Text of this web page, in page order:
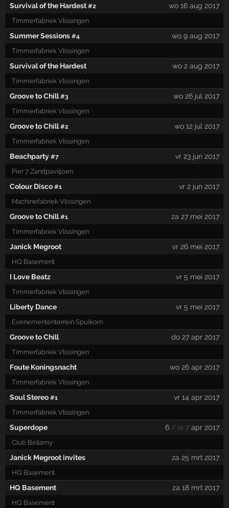
Survival of the Hardest#2 wo 16 aug 2017
Timmerfabriek Vlissingen
Summer Sessions #4 wo 9 aug 2017
Timmerfabriek Vlissingen
Survival of the Hardest wo 2 aug 2017
Timmerfabriek Vlissingen
Groove to Chill#3 wo 26 jul 2017
Timmerfabriek Vlissingen
Groove to Chill#2 wo 12 jul 2017
Timmerfabriek Vlissingen
Beachparty #7 vr 23 jun 2017
Pier 7 Zandpaviljoen
Colour Disco #1 vr 2 jun 2017
Machinefabriek Vlissingen
Groove to Chill#1 za 27 mei 2017
Timmerfabriek Vlissingen
Janick Megroot vr 26 mei 2017
HQ Basement
I Love Beatz vr 5 mei 2017
Timmerfabriek Vlissingen
Liberty Dance vr 5 mei 2017
Evenemententerrein Spuikom
Groove to Chill do 27 apr 2017
Timmerfabriek Vlissingen
Foute Koningsnacht wo 26 apr 2017
Timmerfabriek Vlissingen
Soul Stereo #1 vr 14 apr 2017
Timmerfabriek Vlissingen
Superdope 6 / vr 7 apr 2017
Club Bellamy
Janick Megroot invites za 25 mrt 2017
HQ Basement
HQ Basement za 18 mrt 2017
HQ Basement